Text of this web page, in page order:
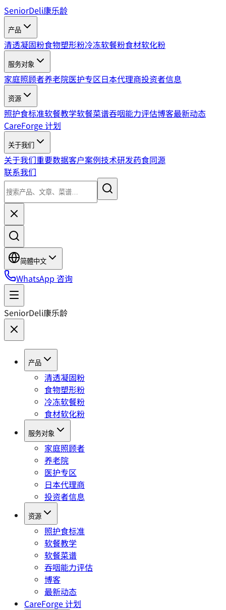
SeniorDeli康乐龄
产品
清透凝固粉食物塑形粉冷冻软餐粉食材软化粉
服务对象
家庭照顾者养老院医护专区日本代理商投资者信息
资源
照护食标准软餐教学软餐菜谱吞咽能力评估博客最新动态
CareForge 计划
关于我们
关于我们重要数据客户案例技术研发药食同源
联系我们
简體中文
WhatsApp 咨询
SeniorDeli康乐龄
产品
清透凝固粉
食物塑形粉
冷冻软餐粉
食材软化粉
服务对象
家庭照顾者
养老院
医护专区
日本代理商
投资者信息
资源
照护食标准
软餐教学
软餐菜谱
吞咽能力评估
博客
最新动态
CareForge 计划